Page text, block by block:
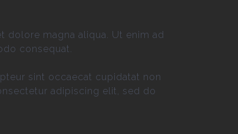
magna aliqua. Ut enim ad
consequat.
sint occaecat cupidatat non
adipiscing elit, sed do